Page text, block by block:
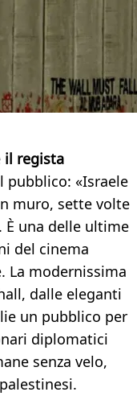
il regista
pubblico: «Israele
muro, sette volte
È una delle ultime
del cinema
La modernissima
dalle eleganti
un pubblico per
diplomatici
senza velo,